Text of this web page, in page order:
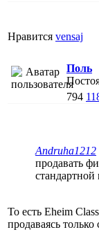
Нравится vensaj
Поль
794
Andruha1212
продавать
То есть Eheim
продаваясь только